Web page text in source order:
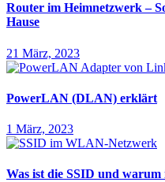
Router im Heimnetzwerk –
Hause
21 März, 2023
PowerLAN (DLAN) erklärt
1 März, 2023
Was ist die SSID und warum